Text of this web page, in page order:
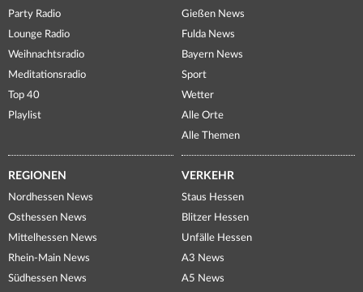
Party Radio
Lounge Radio
Weihnachtsradio
Meditationsradio
Top 40
Playlist
Gießen News
Fulda News
Bayern News
Sport
Wetter
Alle Orte
Alle Themen
REGIONEN
Nordhessen News
Osthessen News
Mittelhessen News
Rhein-Main News
Südhessen News
VERKEHR
Staus Hessen
Blitzer Hessen
Unfälle Hessen
A3 News
A5 News